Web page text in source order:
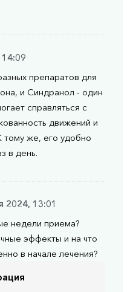
препаратов для
и Синдранол - один
справляться с
движений и
тому же, его удобно
в день.
2024, 13:01
недели приема?
эффекты и на что
в начале лечения?